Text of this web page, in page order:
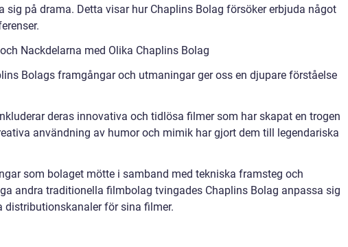
sig på drama. Detta visar hur Chaplins Bolag försöker erbjuda något
Nackdelarna med Olika Chaplins Bolag
Bolags framgångar och utmaningar ger oss en djupare förståelse
deras innovativa och tidlösa filmer som har skapat en trogen
användning av humor och mimik har gjort dem till legendariska
som bolaget mötte i samband med tekniska framsteg och
andra traditionella filmbolag tvingades Chaplins Bolag anpassa sig
för sina filmer.